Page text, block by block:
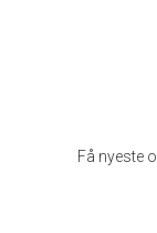
Få nyeste